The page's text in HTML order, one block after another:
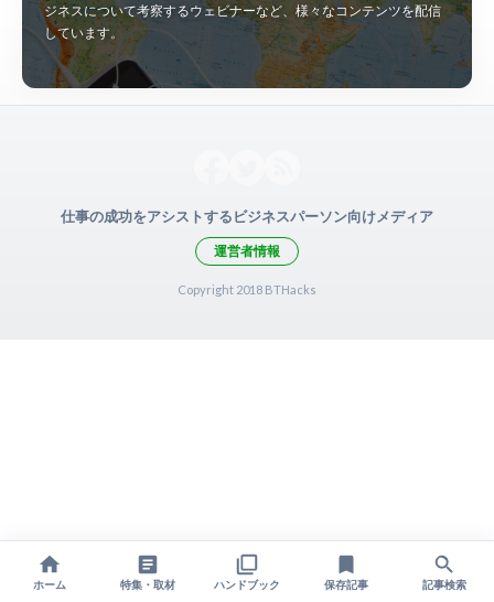
ジネスについて考察するウェビナーなど、様々なコンテンツを配信
しています。
仕事の成功をアシストするビジネスパーソン向けメディア
運営者情報
Copyright 2018 BTHacks
ホーム 特集・取材 ハンドブック 保存記事 記事検索